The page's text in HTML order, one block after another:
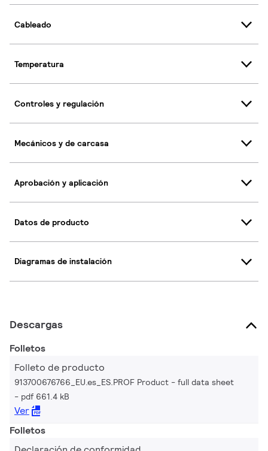
Cableado
Temperatura
Controles y regulación
Mecánicos y de carcasa
Aprobación y aplicación
Datos de producto
Diagramas de instalación
Descargas
Folletos
Folleto de producto
913700676766_EU.es_ES.PROF Product - full data sheet
pdf 661.4 kB
Ver
Folletos